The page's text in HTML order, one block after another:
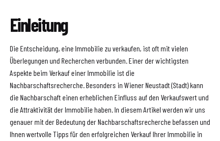
Einleitung
Die Entscheidung, eine Immobilie zu verkaufen, ist oft mit vielen
Überlegungen und Recherchen verbunden. Einer der wichtigsten
Aspekte beim Verkauf einer Immobilie ist die
Nachbarschaftsrecherche. Besonders in Wiener Neustadt (Stadt) kann
die Nachbarschaft einen erheblichen Einfluss auf den Verkaufswert und
die Attraktivität der Immobilie haben. In diesem Artikel werden wir uns
genauer mit der Bedeutung der Nachbarschaftsrecherche befassen und
Ihnen wertvolle Tipps für den erfolgreichen Verkauf Ihrer Immobilie in